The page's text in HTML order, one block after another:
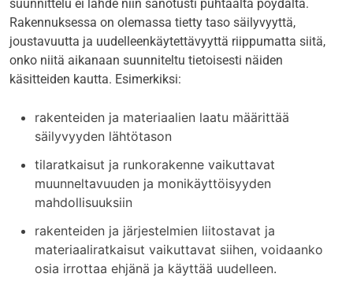
suunnittelu ei lähde niin sanotusti puhtaalta pöydältä.
Rakennuksessa on olemassa tietty taso säilyvyyttä,
joustavuutta ja uudelleenkäytettävyyttä riippumatta siitä,
onko niitä aikanaan suunniteltu tietoisesti näiden
käsitteiden kautta. Esimerkiksi:
rakenteiden ja materiaalien laatu määrittää
säilyvyyden lähtötason
tilaratkaisut ja runkorakenne vaikuttavat
muunneltavuuden ja monikäyttöisyyden
mahdollisuuksiin
rakenteiden ja järjestelmien liitostavat ja
materiaaliratkaisut vaikuttavat siihen, voidaanko
osia irrottaa ehjänä ja käyttää uudelleen.